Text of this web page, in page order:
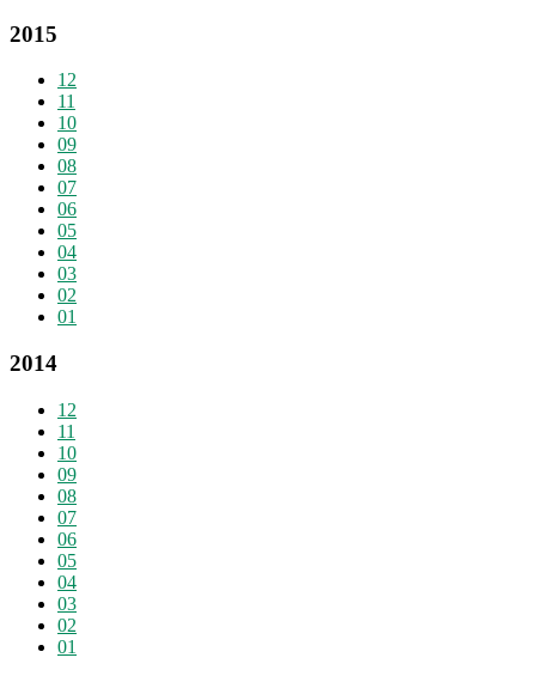
2015
12
11
10
09
08
07
06
05
04
03
02
01
2014
12
11
10
09
08
07
06
05
04
03
02
01